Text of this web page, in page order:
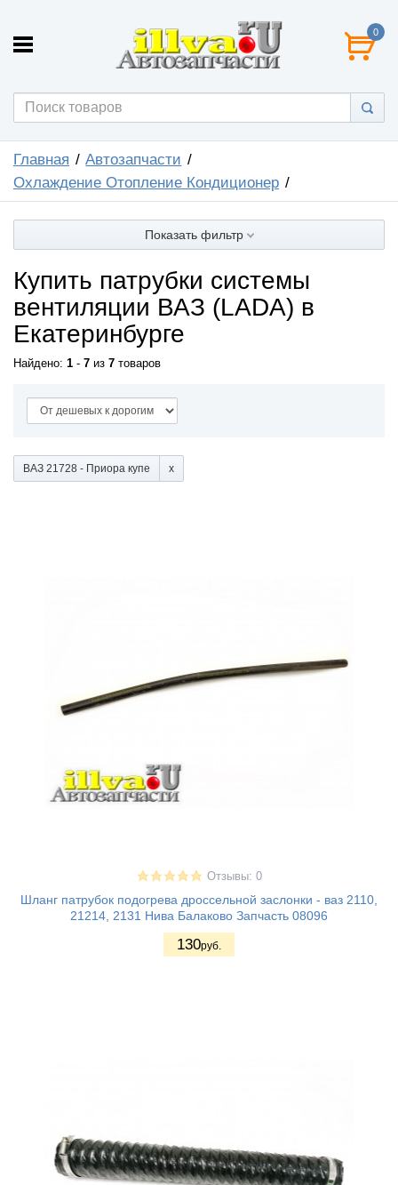
0
Главная
Автозапчасти
Охлаждение Отопление Кондиционер
Показать фильтр
Купить патрубки системы
вентиляции ВАЗ (LADA) в
Екатеринбурге
Найдено: 1 - 7 из 7 товаров
ВАЗ 21728 - Приора купе
Отзывы: 0
Шланг патрубок подогрева дроссельной заслонки - ваз 2110,
21214, 2131 Нива Балаково Запчасть 08096
130руб.